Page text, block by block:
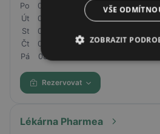
Po
08:00 - 18:00
Út
08:00 - 18:00
St
08:00 - 18:00
Čt
08:00 - 18:00
Pá
08:00 - 17:00
Rezervovat
Lékárna Pharmea
VŠE
ZOBRAZIT